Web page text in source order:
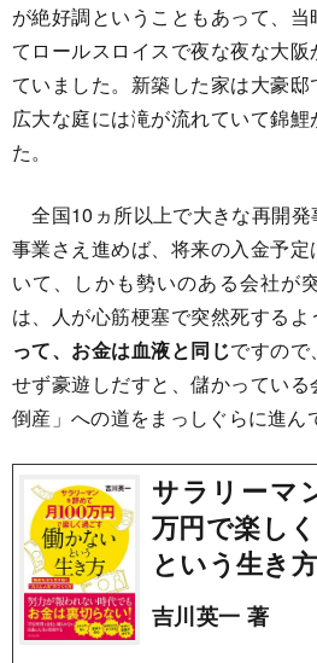
が絶好調ということもあって、
てロールスロイスで夜な夜な大
ていました。新築した家は大豪邸
広大な庭には滝が流れていて錦
た。
全国10ヵ所以上で大きな再開発
事業さえ進めば、将来の入金予
いて、しかも勢いのある会社が
は、人が心筋梗塞で突然死する
って、お金は血液と同じですので
せず豪遊しだすと、儲かってい
倒産」への道をまっしぐらに進ん
サラリーマ
万円で楽し
という生き方
吉川英一 著